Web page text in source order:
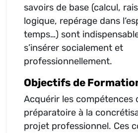
savoirs de base (calcul,
logique, repérage dans
temps…) sont
s’insérer socialement et
professionnellement.
Objectifs de
Acquérir les compétences
préparatoire à la
projet professionnel. Ces